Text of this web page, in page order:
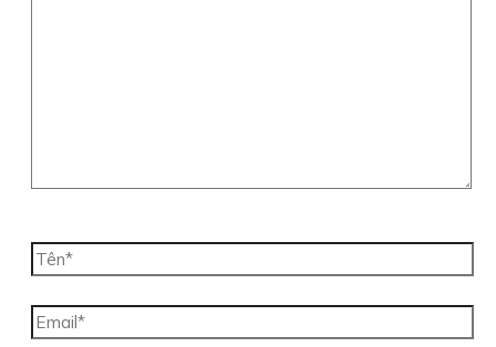
Tên*
Email*